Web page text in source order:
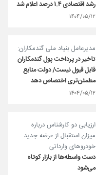
رشد اقتصادی ۱.۴ درصد اعلام شد
۱۴۰۴/۰۵/۱۲
مدیرعامل بنیاد ملی گندمکاران:
تاخیر در پرداخت پول گندمکاران
قابل قبول نیست/ دولت منابع
مطمئن‌تری اختصاص دهد
۱۴۰۴/۰۵/۱۲
ارزیابی دو کارشناس درباره
میزان استقبال از عرضه جدید
خودروهای وارداتی
دست واسطه‌ها از بازار کوتاه
می‌شود